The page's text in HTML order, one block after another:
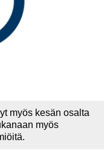
myös kesän osalta
myös